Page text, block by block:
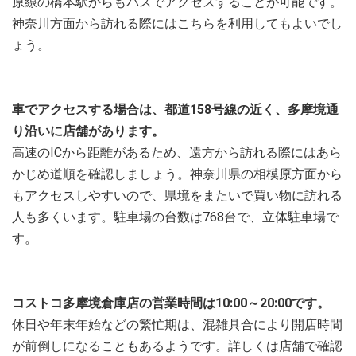
神奈川方面から訪れる際にはこちらを利用してもよいでし
ょう。
車でアクセスする場合は、都道158号線の近く、多摩境通
り沿いに店舗があります。
高速のICから距離があるため、遠方から訪れる際にはあら
かじめ道順を確認しましょう。神奈川県の相模原方面から
もアクセスしやすいので、県境をまたいで買い物に訪れる
人も多くいます。駐車場の台数は768台で、立体駐車場で
す。
コストコ多摩境倉庫店の営業時間は10:00～20:00です。
休日や年末年始などの繁忙期は、混雑具合により開店時間
が前倒しになることもあるようです。詳しくは店舗で確認